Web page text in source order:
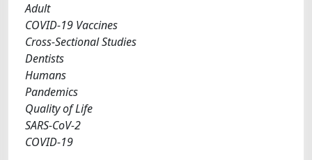
Adult
COVID-19 Vaccines
Cross-Sectional Studies
Dentists
Humans
Pandemics
Quality of Life
SARS-CoV-2
COVID-19